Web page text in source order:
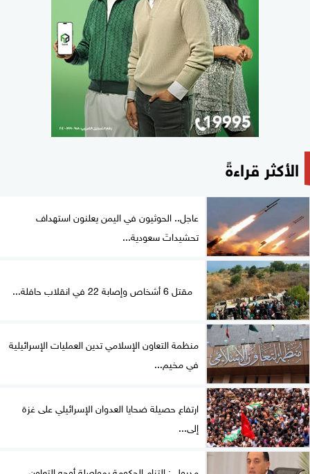
الأكثر قراءةً
عاجل.. الحوثيون في اليمن يعلنون استهداف
تحشيداتَ سعودية...
مقتل 6 أشخاص وإصابة 22 في انقلاب حافلة...
منظمة التعاون الإسلامي تدين العمليات الإسرائيلية
في مخيم...
ارتفاع حصيلة ضحايا العدوان الإسرائيلي على غزة
إلى...